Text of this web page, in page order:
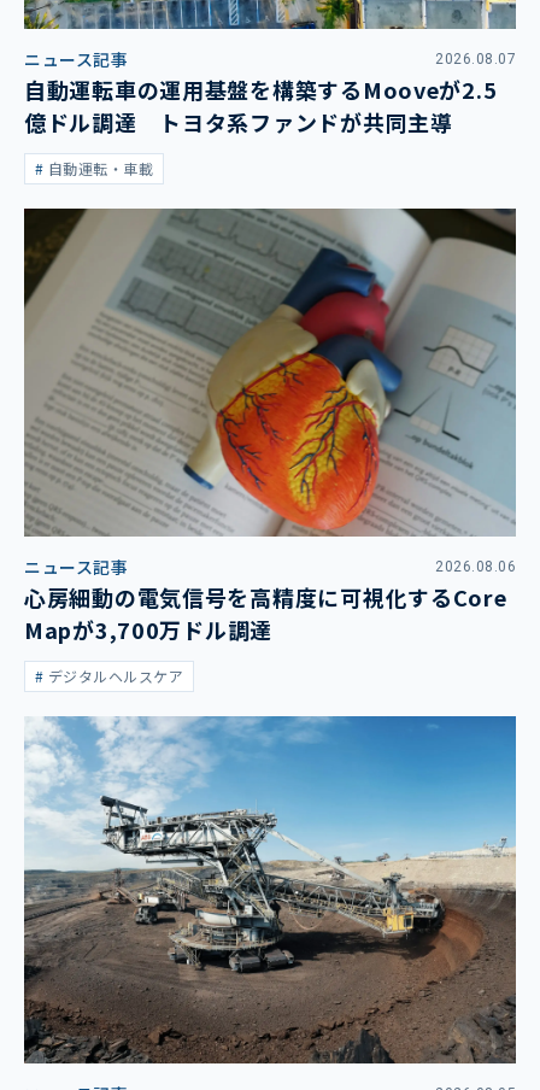
ニュース記事 2026.08.07
自動運転車の運用基盤を構築するMooveが2.5
億ドル調達 トヨタ系ファンドが共同主導
自動運転・車載
ニュース記事 2026.08.06
心房細動の電気信号を高精度に可視化するCore
Mapが3,700万ドル調達
デジタルヘルスケア